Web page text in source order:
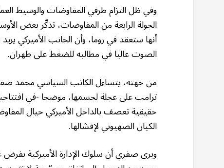
وفي ظل التزام طرفي المفاوضات والوسيط
الجولة الرابعة من المفاوضات، تذكّر بعض
أنها ستعقد في روما، وأن الجانب الأميركي
الصوت عاليا في مطالبه للضغط على طهران.
من جهته، يتساءل الكاتب السياسي محمد
ترامب على عجلة لحسمها، موضحا -في
حقيقية تعصف بالداخل الأميركي حيال
الكيان الصهيوني لإفشالها.
ويرى صفري أن سلوك الإدارة الأميركية